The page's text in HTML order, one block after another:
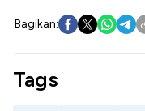
Bagikan:
Tags